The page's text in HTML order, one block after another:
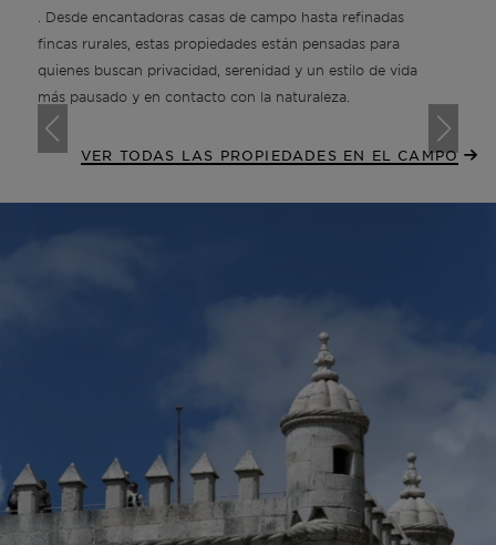
. Desde encantadoras casas de campo hasta refinadas
fincas rurales, estas propiedades están pensadas para
quienes buscan privacidad, serenidad y un estilo de vida
más pausado y en contacto con la naturaleza.
VER TODAS LAS PROPIEDADES EN EL CAMPO